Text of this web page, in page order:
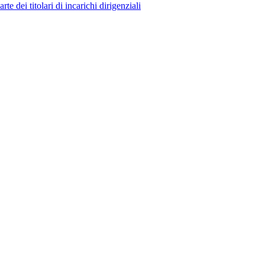
dei titolari di incarichi dirigenziali